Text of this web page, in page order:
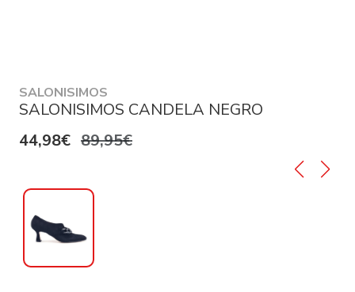
SALONISIMOS
SALONISIMOS CANDELA NEGRO
44,98€ 89,95€